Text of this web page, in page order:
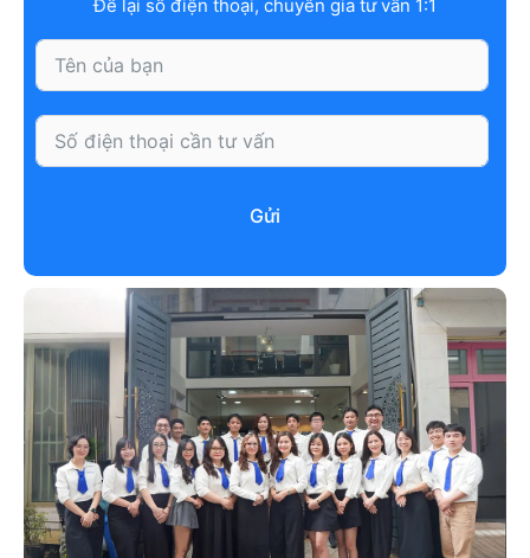
Để lại số điện thoại, chuyên gia tư vấn 1:1
Gửi